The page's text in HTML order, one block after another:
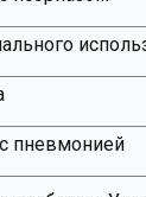
пневмонией